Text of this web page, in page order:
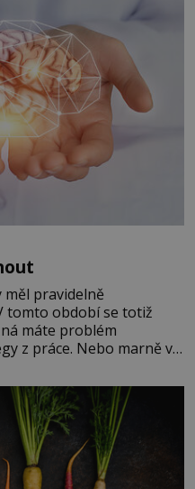
měl pravidelně
tomto období se totiž
máte problém
z práce. Nebo marně v
kdyby se paměť